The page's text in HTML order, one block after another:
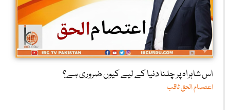
اس شاہراہ پر چلنا دنیا کے لیے کیوں ضروری ہے؟
اعتصام الحق ثاقب